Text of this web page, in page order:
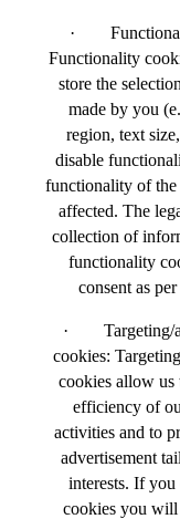
·
Functionality
store the
made by you
region, text
disable
functionality of the
affected. The
collection of
functionality
consent as
· Targeting/
cookies:
cookies allow us
efficiency of
activities and to
advertisement
interests. If you
cookies you will